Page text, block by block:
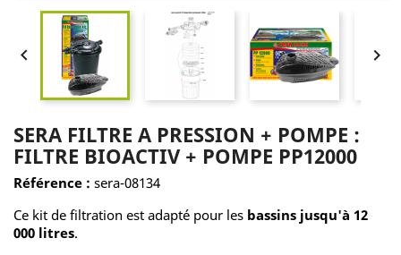
 
SERA FILTRE A PRESSION + POMPE :
FILTRE BIOACTIV + POMPE PP12000
Référence : sera-08134
Ce kit de filtration est adapté pour les bassins jusqu'à 12
000 litres.